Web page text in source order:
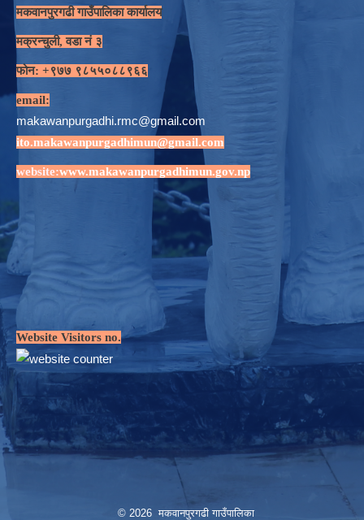
मकवानपुरगढी गाउँपालिका कार्यालय
मक्रन्चुली, वडा नं ३
फोन: +९७७ ९८५५०८८९६६
email:
makawanpurgadhi.rmc@gmail.com
ito.makawanpurgadhimun@gmail.com
website:www.makawanpurgadhimun.gov.np
Website Visitors no.
© 2026 मकवानपुरगढी गाउँपालिका